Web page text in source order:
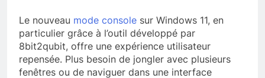
Le nouveau mode console sur Windows 11, en
particulier grâce à l’outil développé par
8bit2qubit, offre une expérience utilisateur
repensée. Plus besoin de jongler avec plusieurs
fenêtres ou de naviguer dans une interface